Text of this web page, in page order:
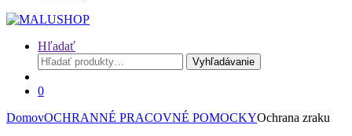
Hľadať
Hľadať:
Vyhľadávanie
0
DomovOCHRANNÉ PRACOVNÉ POMOCKYOchrana zraku